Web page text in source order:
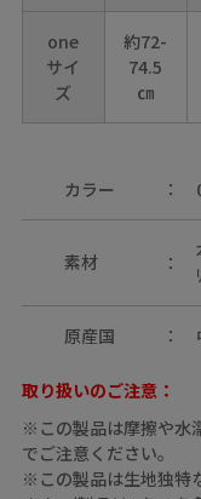
one
サイ
ズ
約72-
74.5
㎝
カラー
素材
原産国
取り扱いのご注意：
※この製品は摩擦や水
でご注意ください。
※この製品は生地独特